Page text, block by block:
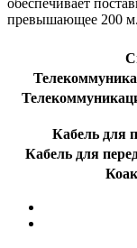
превышающее 200 м.
Кабель для
Кабель для